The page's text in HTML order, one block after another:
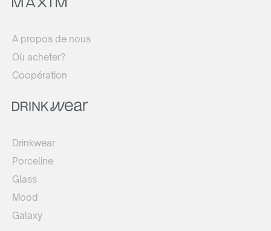
A propos de nous
Où acheter?
Coopération
Drinkwear
Porceline
Glass
Mood
Galaxy